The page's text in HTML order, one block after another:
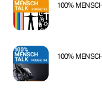
100%
100%